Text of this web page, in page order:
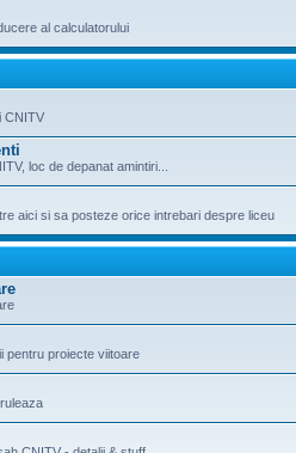
al calculatorului
CNITV
loc de depanat amintiri...
aici si sa posteze orice intrebari despre liceu
pentru proiecte viitoare